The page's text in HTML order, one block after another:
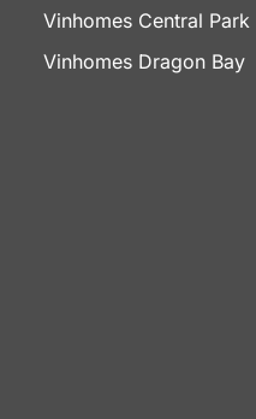
Vinhomes Central Park
Vinhomes Dragon Bay